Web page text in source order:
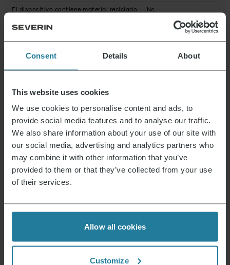
Consent Details About
This website uses cookies
We use cookies to personalise content and ads, to
provide social media features and to analyse our traffic.
We also share information about your use of our site with
our social media, advertising and analytics partners who
may combine it with other information that you’ve
provided to them or that they’ve collected from your use
of their services.
Allow all cookies
Customize
El dispositivo contiene material reciclado No
Posibles sustancias peligrosas
Anleitung 007792_MW_Manual.pdf
Noticias y ofertas
Regístrate ahora y recibe un cupón del 15% para
Iniciar sesión